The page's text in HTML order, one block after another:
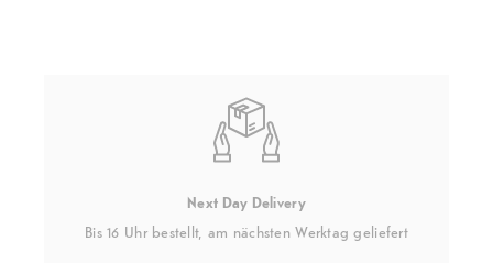
Next Day Delivery
Bis 16 Uhr bestellt, am nächsten Werktag geliefert